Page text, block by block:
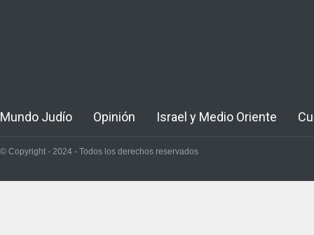
Mundo Judío Opinión Israel y Medio Oriente
© Copyright - 2024 - Todos los derechos reservados